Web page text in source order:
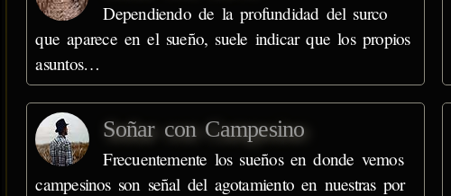
Dependiendo de la profundidad del surco
que aparece en el sueño, suele indicar que los propios
asuntos…
Soñar con Campesino
Frecuentemente los sueños en donde vemos
campesinos son señal del agotamiento en nuestras por